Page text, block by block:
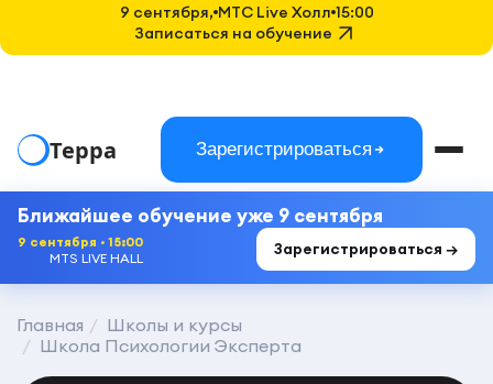
Терра Зарегистрироваться
Ближайшее обучение уже 9 сентября
9 сентября · 15:00
MTS LIVE HALL
Зарегистрироваться →
Главная
Школы и курсы
Школа Психологии Эксперта
9 сентября, MTC Live Холл 15:00
Записаться на обучение